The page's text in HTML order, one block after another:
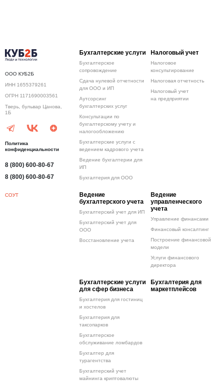
ООО КУБ2Б
ИНН 1655379261
ОГРН 1171690003561
Тверь, бульвар Цанова,
1Б
Политика
конфиденциальности
8 (800) 600-80-67
8 (800) 600-80-67
СОУТ
Бухгалтерские услуги
Бухгалтерское
сопровождение
Сдача нулевой отчетности
для ООО и ИП
Аутсорсинг
бухгалтерских услуг
Консультации по
бухгалтерскому учету и
налогообложению
Бухгалтерские услуги с
ведением кадрового учета
Ведение бухгалтерии для
ИП
Бухгалтерия для ООО
Налоговый учет
Налоговое
консультирование
Налоговая отчетность
Налоговый учет
на предприятии
Ведение
бухгалтерского учета
Бухгалтерский учет для ИП
Бухгалтерский учет для
ООО
Восстановление учета
Ведение
управленческого
учета
Управление финансами
Финансовый консалтинг
Построение финансовой
модели
Услуги финансового
директора
Бухгалтерские услуги
для сфер бизнеса
Бухгалтерия для гостиниц
и хостелов
Бухгалтерия для
таксопарков
Бухгалтерское
обслуживание ломбардов
Бухгалтер для
турагентства
Бухгалтерский учет
майнинга криптовалюты
Бухгалтерия для
маркетплейсов